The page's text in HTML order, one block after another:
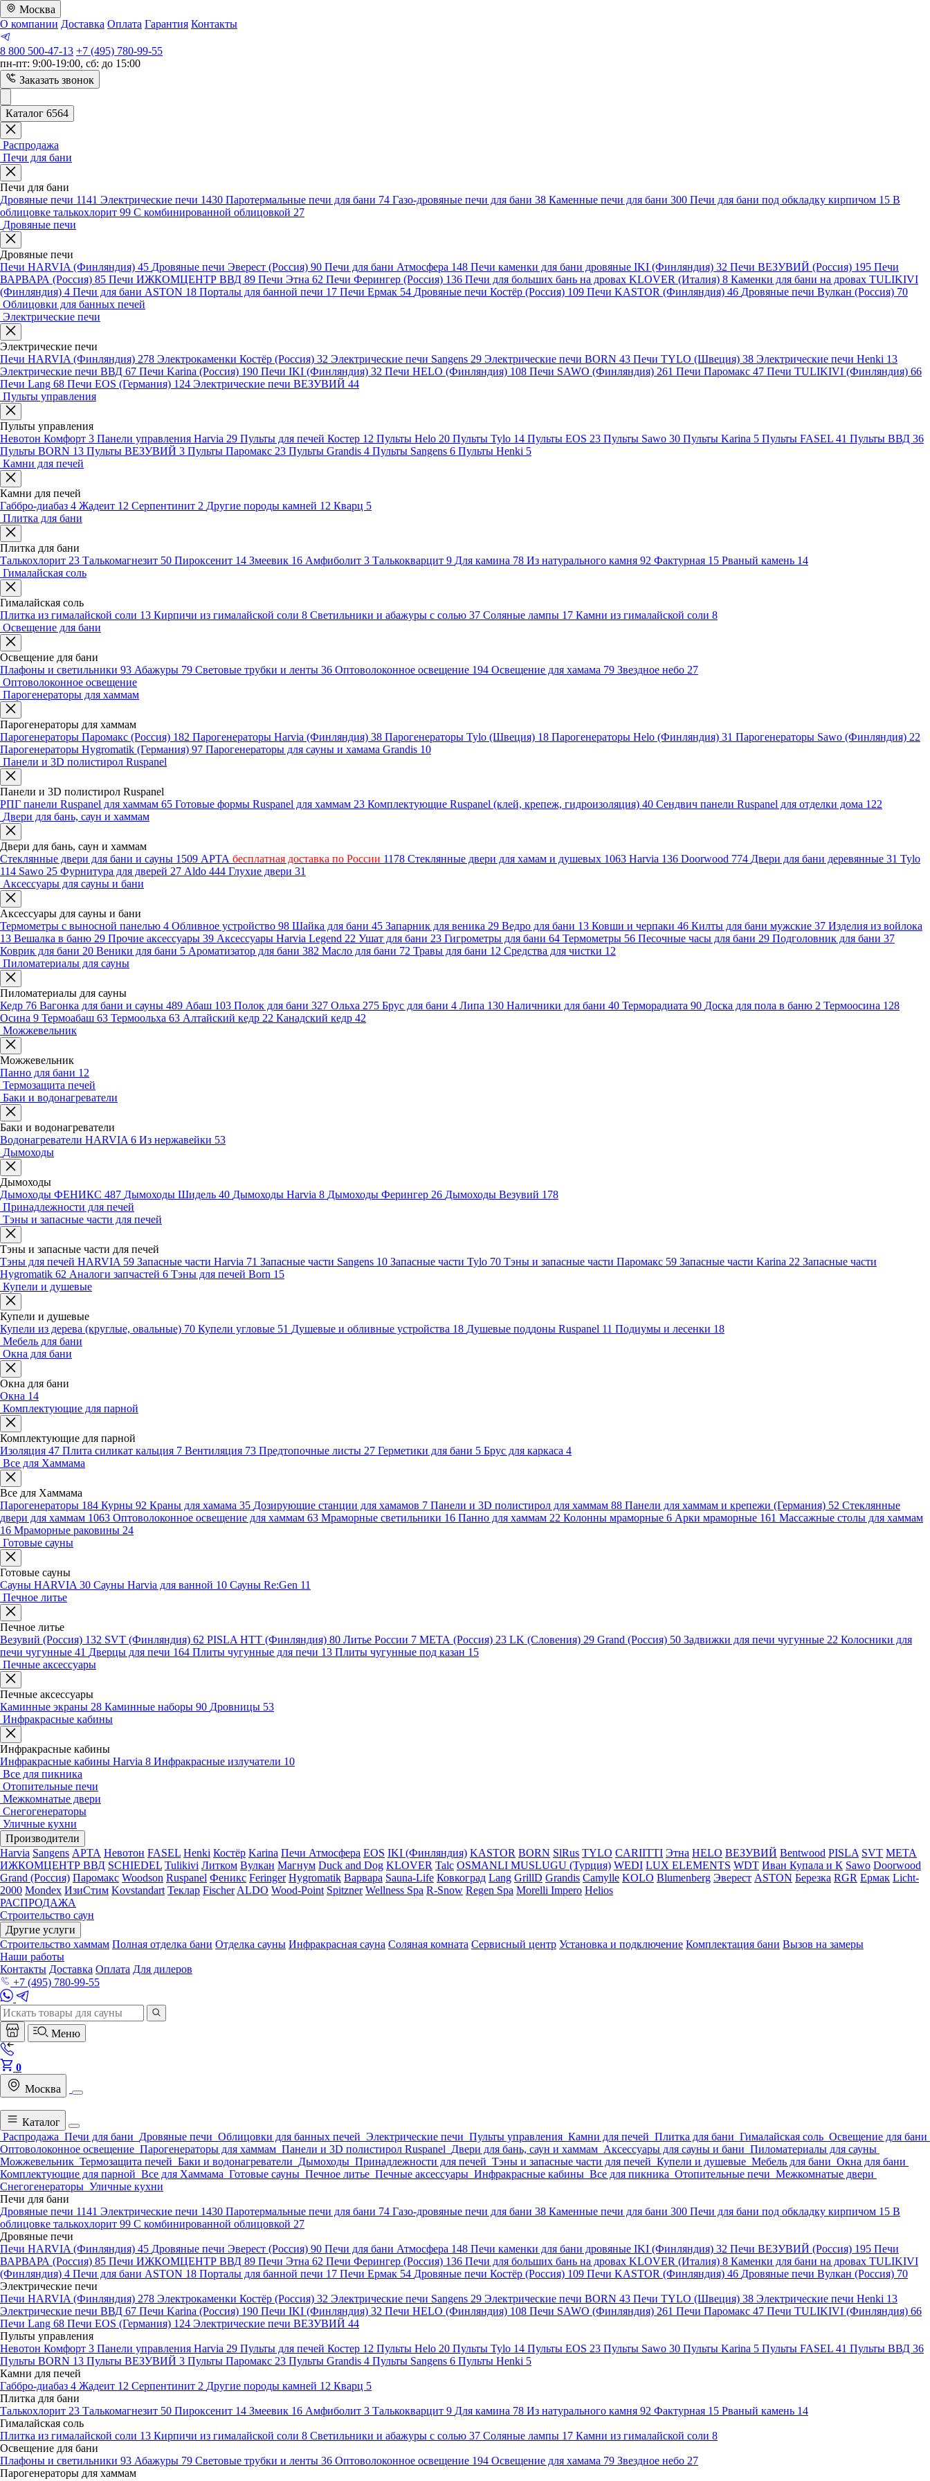
Москва
О компании Доставка Оплата Гарантия Контакты
8 800 500-47-13 +7 (495) 780-99-55
пн-пт: 9:00-19:00, сб: до 15:00
Заказать звонок
Каталог 6564
Распродажа
Печи для бани
Печи для бани
Дровяные печи 1141 Электрические печи 1430 Паротермальные печи для бани 74 Газо-дровяные печи для бани 38 Каменные печи для бани 300 Печи для бани под обкладку кирпичом 15 В
облицовке талькохлорит 99 С комбинированной облицовкой 27
Дровяные печи
Дровяные печи
Печи HARVIA (Финляндия) 45 Дровяные печи Эверест (Россия) 90 Печи для бани Атмосфера 148 Печи каменки для бани дровяные IKI (Финляндия) 32 Печи ВЕЗУВИЙ (Россия) 195 Печи
ВАРВАРА (Россия) 85 Печи ИЖКОМЦЕНТР ВВД 89 Печи Этна 62 Печи Ферингер (Россия) 136 Печи для больших бань на дровах KLOVER (Италия) 8 Каменки для бани на дровах TULIKIVI
(Финляндия) 4 Печи для бани ASTON 18 Порталы для банной печи 17 Печи Ермак 54 Дровяные печи Костёр (Россия) 109 Печи KASTOR (Финляндия) 46 Дровяные печи Вулкан (Россия) 70
Облицовки для банных печей
Электрические печи
Электрические печи
Печи HARVIA (Финляндия) 278 Электрокаменки Костёр (Россия) 32 Электрические печи Sangens 29 Электрические печи BORN 43 Печи TYLO (Швеция) 38 Электрические печи Henki 13
Электрические печи ВВД 67 Печи Karina (Россия) 190 Печи IKI (Финляндия) 32 Печи HELO (Финляндия) 108 Печи SAWO (Финляндия) 261 Печи Паромакс 47 Печи TULIKIVI (Финляндия) 66
Печи Lang 68 Печи EOS (Германия) 124 Электрические печи ВЕЗУВИЙ 44
Пульты управления
Пульты управления
Невотон Комфорт 3 Панели управления Harvia 29 Пульты для печей Костер 12 Пульты Helo 20 Пульты Tylo 14 Пульты EOS 23 Пульты Sawo 30 Пульты Karina 5 Пульты FASEL 41 Пульты ВВД 36
Пульты BORN 13 Пульты ВЕЗУВИЙ 3 Пульты Паромакс 23 Пульты Grandis 4 Пульты Sangens 6 Пульты Henki 5
Камни для печей
Камни для печей
Габбро-диабаз 4 Жадеит 12 Серпентинит 2 Другие породы камней 12 Кварц 5
Плитка для бани
Плитка для бани
Талькохлорит 23 Талькомагнезит 50 Пироксенит 14 Змеевик 16 Амфиболит 3 Талькокварцит 9 Для камина 78 Из натурального камня 92 Фактурная 15 Рваный камень 14
Гималайская соль
Гималайская соль
Плитка из гималайской соли 13 Кирпичи из гималайской соли 8 Светильники и абажуры с солью 37 Соляные лампы 17 Камни из гималайской соли 8
Освещение для бани
Освещение для бани
Плафоны и светильники 93 Абажуры 79 Световые трубки и ленты 36 Оптоволоконное освещение 194 Освещение для хамама 79 Звездное небо 27
Оптоволоконное освещение
Парогенераторы для хаммам
Парогенераторы для хаммам
Парогенераторы Паромакс (Россия) 182 Парогенераторы Harvia (Финляндия) 38 Парогенераторы Tylo (Швеция) 18 Парогенераторы Helo (Финляндия) 31 Парогенераторы Sawo (Финляндия) 22
Парогенераторы Hygromatik (Германия) 97 Парогенераторы для сауны и хамама Grandis 10
Панели и 3D полистирол Ruspanel
Панели и 3D полистирол Ruspanel
РПГ панели Ruspanel для хаммам 65 Готовые формы Ruspanel для хаммам 23 Комплектующие Ruspanel (клей, крепеж, гидроизоляция) 40 Сендвич панели Ruspanel для отделки дома 122
Двери для бань, саун и хаммам
Двери для бань, саун и хаммам
Стеклянные двери для бани и сауны 1509 АРТА бесплатная доставка по России 1178 Стеклянные двери для хамам и душевых 1063 Harvia 136 Doorwood 774 Двери для бани деревянные 31 Tylo
114 Sawo 25 Фурнитура для дверей 27 Aldo 444 Глухие двери 31
Аксессуары для сауны и бани
Аксессуары для сауны и бани
Термометры с выносной панелью 4 Обливное устройство 98 Шайка для бани 45 Запарник для веника 29 Ведро для бани 13 Ковши и черпаки 46 Килты для бани мужские 37 Изделия из войлока
13 Вешалка в баню 29 Прочие аксессуары 39 Аксессуары Harvia Legend 22 Ушат для бани 23 Гигрометры для бани 64 Термометры 56 Песочные часы для бани 29 Подголовник для бани 37
Коврик для бани 20 Веники для бани 5 Ароматизатор для бани 382 Масло для бани 72 Травы для бани 12 Средства для чистки 12
Пиломатериалы для сауны
Пиломатериалы для сауны
Кедр 76 Вагонка для бани и сауны 489 Абаш 103 Полок для бани 327 Ольха 275 Брус для бани 4 Липа 130 Наличники для бани 40 Терморадиата 90 Доска для пола в баню 2 Термоосина 128
Осина 9 Термоабаш 63 Термоольха 63 Алтайский кедр 22 Канадский кедр 42
Можжевельник
Можжевельник
Панно для бани 12
Термозащита печей
Баки и водонагреватели
Баки и водонагреватели
Водонагреватели HARVIA 6 Из нержавейки 53
Дымоходы
Дымоходы
Дымоходы ФЕНИКС 487 Дымоходы Шидель 40 Дымоходы Harvia 8 Дымоходы Ферингер 26 Дымоходы Везувий 178
Принадлежности для печей
Тэны и запасные части для печей
Тэны и запасные части для печей
Тэны для печей HARVIA 59 Запасные части Harvia 71 Запасные части Sangens 10 Запасные части Tylo 70 Тэны и запасные части Паромакс 59 Запасные части Karina 22 Запасные части
Hygromatik 62 Аналоги запчастей 6 Тэны для печей Born 15
Купели и душевые
Купели и душевые
Купели из дерева (круглые, овальные) 70 Купели угловые 51 Душевые и обливные устройства 18 Душевые поддоны Ruspanel 11 Подиумы и лесенки 18
Мебель для бани
Окна для бани
Окна для бани
Окна 14
Комплектующие для парной
Комплектующие для парной
Изоляция 47 Плита силикат кальция 7 Вентиляция 73 Предтопочные листы 27 Герметики для бани 5 Брус для каркаса 4
Все для Хаммама
Все для Хаммама
Парогенераторы 184 Курны 92 Краны для хамама 35 Дозирующие станции для хамамов 7 Панели и 3D полистирол для хаммам 88 Панели для хаммам и крепежи (Германия) 52 Стеклянные
двери для хаммам 1063 Оптоволоконное освещение для хаммам 63 Мраморные светильники 16 Панно для хаммам 22 Колонны мраморные 6 Арки мраморные 161 Массажные столы для хаммам
16 Мраморные раковины 24
Готовые сауны
Готовые сауны
Сауны HARVIA 30 Сауны Harvia для ванной 10 Сауны Re:Gen 11
Печное литье
Печное литье
Везувий (Россия) 132 SVT (Финляндия) 62 PISLA HTT (Финляндия) 80 Литье России 7 МЕТА (Россия) 23 LK (Словения) 29 Grand (Россия) 50 Задвижки для печи чугунные 22 Колосники для
печи чугунные 41 Дверцы для печи 164 Плиты чугунные для печи 13 Плиты чугунные под казан 15
Печные аксессуары
Печные аксессуары
Каминные экраны 28 Каминные наборы 90 Дровницы 53
Инфракрасные кабины
Инфракрасные кабины
Инфракрасные кабины Harvia 8 Инфракрасные излучатели 10
Все для пикника
Отопительные печи
Межкомнатые двери
Снегогенераторы
Уличные кухни
Производители
Harvia Sangens АРТА Невотон FASEL Henki Костёр Karina Печи Атмосфера EOS IKI (Финляндия) KASTOR BORN SlRus TYLO CARIITTI Этна HELO ВЕЗУВИЙ Bentwood PISLA SVT МЕТА
ИЖКОМЦЕНТР ВВД SCHIEDEL Tulikivi Литком Вулкан Магнум Duck and Dog KLOVER Talc OSMANLI MUSLUGU (Турция) WEDI LUX ELEMENTS WDT Иван Купала и К Sawo Doorwood
Grand (Россия) Паромакс Woodson Ruspanel Феникс Feringer Hygromatik Варвара Sauna-Life Ковкоград Lang GrillD Grandis Camylle KOLO Blumenberg Эверест ASTON Березка RGR Ермак Licht-
2000 Mondex ИзиСтим Kovstandart Теклар Fischer ALDO Wood-Point Spitzner Wellness Spa R-Snow Regen Spa Morelli Impero Helios
РАСПРОДАЖА
Строительство саун
Другие услуги
Строительство хаммам Полная отделка бани Отделка сауны Инфракрасная сауна Соляная комната Сервисный центр Установка и подключение Комплектация бани Вызов на замеры
Наши работы
Контакты Доставка Оплата Для дилеров
+7 (495) 780-99-55
Меню
0
Москва
Каталог
Распродажа Печи для бани Дровяные печи Облицовки для банных печей Электрические печи Пульты управления Камни для печей Плитка для бани Гималайская соль Освещение для бани
Оптоволоконное освещение Парогенераторы для хаммам Панели и 3D полистирол Ruspanel Двери для бань, саун и хаммам Аксессуары для сауны и бани Пиломатериалы для сауны
Можжевельник Термозащита печей Баки и водонагреватели Дымоходы Принадлежности для печей Тэны и запасные части для печей Купели и душевые Мебель для бани Окна для бани
Комплектующие для парной Все для Хаммама Готовые сауны Печное литье Печные аксессуары Инфракрасные кабины Все для пикника Отопительные печи Межкомнатые двери
Снегогенераторы Уличные кухни
Печи для бани
Дровяные печи 1141 Электрические печи 1430 Паротермальные печи для бани 74 Газо-дровяные печи для бани 38 Каменные печи для бани 300 Печи для бани под обкладку кирпичом 15 В
облицовке талькохлорит 99 С комбинированной облицовкой 27
Дровяные печи
Печи HARVIA (Финляндия) 45 Дровяные печи Эверест (Россия) 90 Печи для бани Атмосфера 148 Печи каменки для бани дровяные IKI (Финляндия) 32 Печи ВЕЗУВИЙ (Россия) 195 Печи
ВАРВАРА (Россия) 85 Печи ИЖКОМЦЕНТР ВВД 89 Печи Этна 62 Печи Ферингер (Россия) 136 Печи для больших бань на дровах KLOVER (Италия) 8 Каменки для бани на дровах TULIKIVI
(Финляндия) 4 Печи для бани ASTON 18 Порталы для банной печи 17 Печи Ермак 54 Дровяные печи Костёр (Россия) 109 Печи KASTOR (Финляндия) 46 Дровяные печи Вулкан (Россия) 70
Электрические печи
Печи HARVIA (Финляндия) 278 Электрокаменки Костёр (Россия) 32 Электрические печи Sangens 29 Электрические печи BORN 43 Печи TYLO (Швеция) 38 Электрические печи Henki 13
Электрические печи ВВД 67 Печи Karina (Россия) 190 Печи IKI (Финляндия) 32 Печи HELO (Финляндия) 108 Печи SAWO (Финляндия) 261 Печи Паромакс 47 Печи TULIKIVI (Финляндия) 66
Печи Lang 68 Печи EOS (Германия) 124 Электрические печи ВЕЗУВИЙ 44
Пульты управления
Невотон Комфорт 3 Панели управления Harvia 29 Пульты для печей Костер 12 Пульты Helo 20 Пульты Tylo 14 Пульты EOS 23 Пульты Sawo 30 Пульты Karina 5 Пульты FASEL 41 Пульты ВВД 36
Пульты BORN 13 Пульты ВЕЗУВИЙ 3 Пульты Паромакс 23 Пульты Grandis 4 Пульты Sangens 6 Пульты Henki 5
Камни для печей
Габбро-диабаз 4 Жадеит 12 Серпентинит 2 Другие породы камней 12 Кварц 5
Плитка для бани
Талькохлорит 23 Талькомагнезит 50 Пироксенит 14 Змеевик 16 Амфиболит 3 Талькокварцит 9 Для камина 78 Из натурального камня 92 Фактурная 15 Рваный камень 14
Гималайская соль
Плитка из гималайской соли 13 Кирпичи из гималайской соли 8 Светильники и абажуры с солью 37 Соляные лампы 17 Камни из гималайской соли 8
Освещение для бани
Плафоны и светильники 93 Абажуры 79 Световые трубки и ленты 36 Оптоволоконное освещение 194 Освещение для хамама 79 Звездное небо 27
Парогенераторы для хаммам